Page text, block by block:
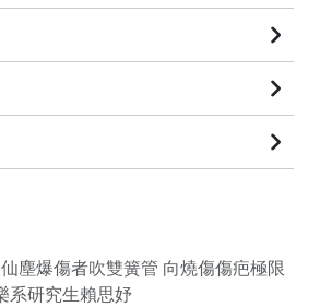
仙塵爆傷者吹雙簧管 向燒傷傷疤極限
系研究生賴思妤